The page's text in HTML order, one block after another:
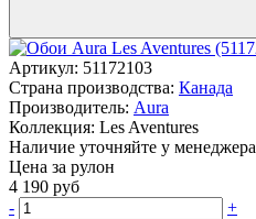
Артикул: 51172103
Страна производства: Канада
Производитель: Aura
Коллекция: Les Aventures
Наличие уточняйте у менеджера
Цена за рулон
4 190 руб
-
+